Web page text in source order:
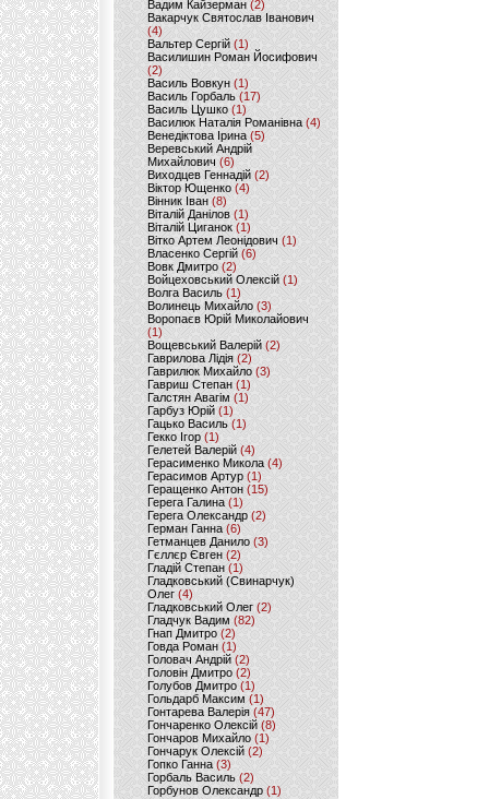
Вадим Кайзерман (2)
Вакарчук Святослав Іванович
(4)
Вальтер Сергій (1)
Василишин Роман Йосифович
(2)
Василь Вовкун (1)
Василь Горбаль (17)
Василь Цушко (1)
Василюк Наталія Романівна (4)
Венедіктова Ірина(5)
Веревський Андрій
Михайлович (6)
Виходцев Геннадій (2)
Віктор Ющенко (4)
Вінник Іван (8)
Віталій Данілов (1)
Віталій Циганок (1)
Вітко Артем Леонідович(1)
Власенко Сергій (6)
Вовк Дмитро(2)
Войцеховський Олексій(1)
Волга Василь (1)
Волинець Михайло (3)
Воропаєв Юрій Миколайович
(1)
Вощевський Валерій(2)
Гаврилова Лідія (2)
Гаврилюк Михайло (3)
Гавриш Степан (1)
Галстян Авагім (1)
Гарбуз Юрій (1)
Гацько Василь (1)
Гекко Ігор(1)
Гелетей Валерій (4)
Герасименко Микола (4)
Герасимов Артур (1)
Геращенко Антон(15)
Герега Галина (1)
Герега Олександр (2)
Герман Ганна (6)
Гетманцев Данило (3)
Гєллєр Євген (2)
Гладій Степан(1)
Гладковський (Свинарчук)
Олег (4)
Гладковський Олег (2)
Гладчук Вадим (82)
Гнап Дмитро (2)
Говда Роман(1)
Головач Андрій (2)
Головін Дмитро (2)
Голубов Дмитро (1)
Гольдарб Максим(1)
Гонтарева Валерія (47)
Гончаренко Олексій(8)
Гончаров Михайло (1)
Гончарук Олексій (2)
Гопко Ганна (3)
Горбаль Василь (2)
Горбунов Олександр (1)